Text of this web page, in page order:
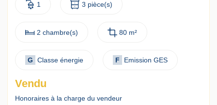
1 3 pièce(s)
2 chambre(s) 80 m²
G Classe énergie F Emission GES
Vendu
Honoraires à la charge du vendeur